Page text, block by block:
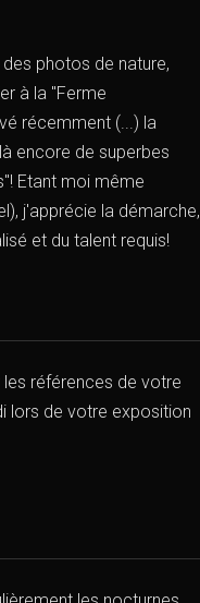
photos de nature,
à la "Ferme
récemment (...) la
encore de superbes
Etant moi même
j'apprécie la démarche,
et du talent requis!
références de votre
lors de votre exposition